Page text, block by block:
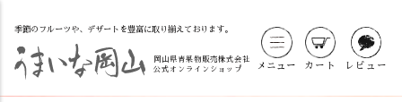
季節のフルーツや、デザートを豊富に取り揃えております。
岡山県青果物販売株式会社
公式オンラインショップ
メニュー カート レビュー